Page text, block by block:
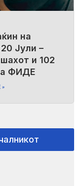
на
Јули –
и 102
ФИДЕ
»